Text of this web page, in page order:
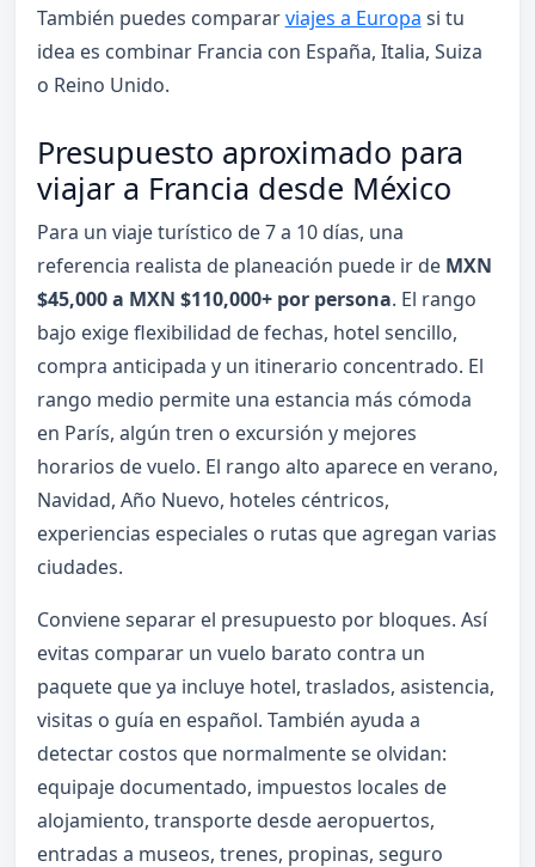
También puedes compararviajes a Europa si tu
idea es combinar Francia con España, Italia, Suiza
o Reino Unido.
Presupuesto aproximado para
viajar a Francia desde México
Para un viaje turístico de 7 a 10 días, una
referencia realista de planeación puede ir de MXN
$45,000 a MXN $110,000+ por persona. El rango
bajo exige flexibilidad de fechas, hotel sencillo,
compra anticipada y un itinerario concentrado. El
rango medio permite una estancia más cómoda
en París, algún tren o excursión y mejores
horarios de vuelo. El rango alto aparece en verano,
Navidad, Año Nuevo, hoteles céntricos,
experiencias especiales o rutas que agregan varias
ciudades.
Conviene separar el presupuesto por bloques. Así
evitas comparar un vuelo barato contra un
paquete que ya incluye hotel, traslados, asistencia,
visitas o guía en español. También ayuda a
detectar costos que normalmente se olvidan:
equipaje documentado, impuestos locales de
alojamiento, transporte desde aeropuertos,
entradas a museos, trenes, propinas, seguro